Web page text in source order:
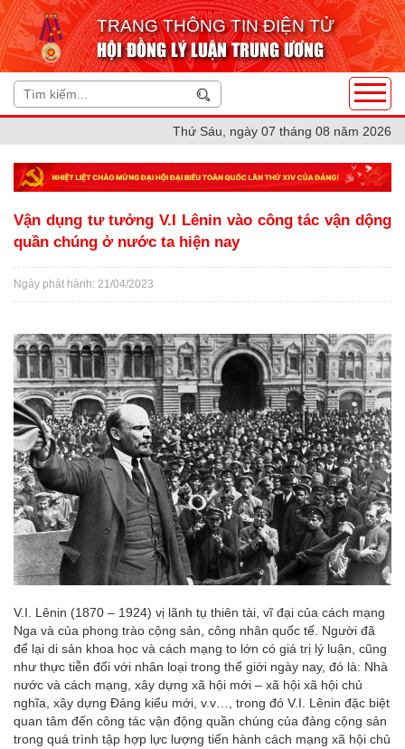
TRANG THÔNG TIN ĐIỆN TỬ
HỘI ĐỒNG LÝ LUẬN TRUNG ƯƠNG
Thứ Sáu, ngày 07 tháng 08 năm 2026
Vận dụng tư tưởng V.I Lênin vào công tác vận dộng
quần chúng ở nước ta hiện nay
Ngày phát hành: 21/04/2023
V.I. Lênin (1870 – 1924) vị lãnh tụ thiên tài, vĩ đại của cách mạng
Nga và của phong trào cộng sản, công nhân quốc tế. Người đã
để lại di sản khoa học và cách mạng to lớn có giá trị lý luận, cũng
như thực tiễn đối với nhân loại trong thế giới ngày nay, đó là: Nhà
nước và cách mạng, xây dựng xã hội mới – xã hội xã hội chủ
nghĩa, xây dựng Đảng kiểu mới, v.v…, trong đó V.I. Lênin đặc biệt
quan tâm đến công tác vận động quần chúng của đảng cộng sản
trong quá trình tập hợp lực lượng tiến hành cách mạng xã hội chủ